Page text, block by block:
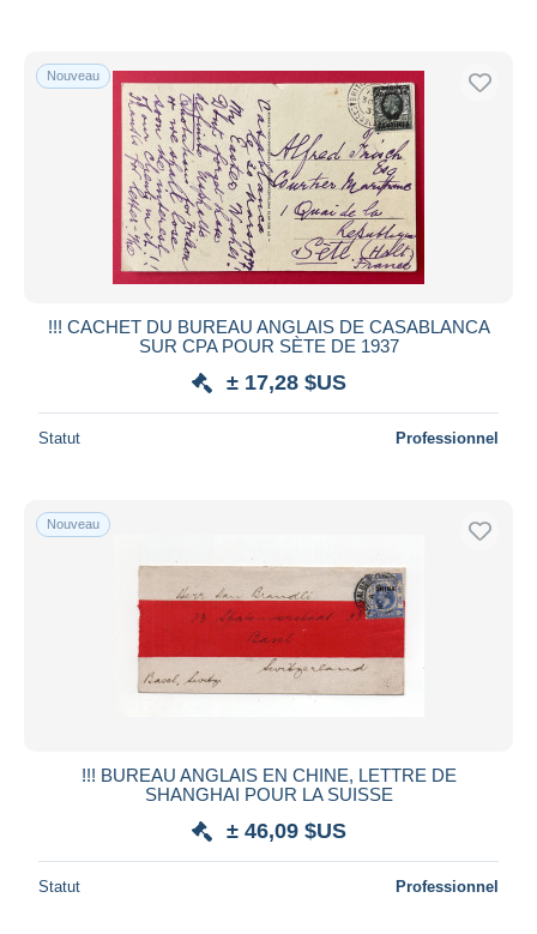
Nouveau
!!! CACHET DU BUREAU ANGLAIS DE CASABLANCA
SUR CPA POUR SÈTE DE 1937
± 17,28 $US
Statut Professionnel
Nouveau
!!! BUREAU ANGLAIS EN CHINE, LETTRE DE
SHANGHAI POUR LA SUISSE
± 46,09 $US
Statut Professionnel